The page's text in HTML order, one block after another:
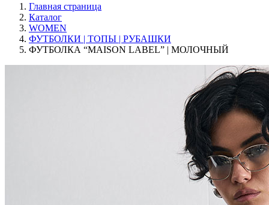
Главная страница
Каталог
WOMEN
ФУТБОЛКИ | ТОПЫ | РУБАШКИ
ФУТБОЛКА “MAISON LABEL” | МОЛОЧНЫЙ